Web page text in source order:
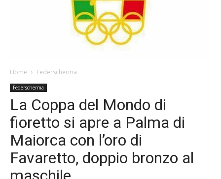
Home Federscherma
Federscherma
La Coppa del Mondo di
fioretto si apre a Palma di
Maiorca con l’oro di
Favaretto, doppio bronzo al